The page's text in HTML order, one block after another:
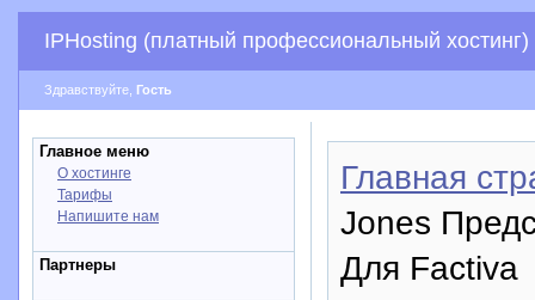
IPHosting (платный профессиональный хостинг)
Здравствуйте, Гость
Главное меню
О хостинге
Тарифы
Напишите нам
Партнеры
Главная
Jones
Для Factiva